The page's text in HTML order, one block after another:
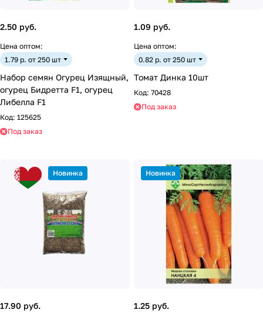
2.50 руб.
Цена оптом:
1.79 р. от 250 шт
Набор семян Огурец Изящный,
огурец Бидретта F1, огурец
Либелла F1
Код: 125625
Под заказ
1.09 руб.
Цена оптом:
0.82 р. от 250 шт
Томат Динка 10шт
Код: 70428
Под заказ
Новинка
17.90 руб.
Новинка
1.25 руб.